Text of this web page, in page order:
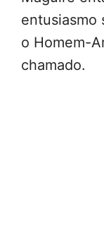
entusiasmo
o Homem-
chamado.